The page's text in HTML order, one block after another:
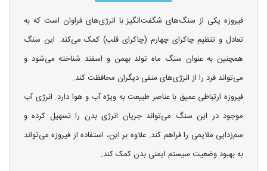
فیروزه یکی از سنگ‌های شگفت‌انگیز با انرژی‌های فراوان است که به
تعادل و تنظیم چاکرای چهارم (چاکرای قلب) کمک می‌کند. این سنگ
همچنین به عنوان سنگ ماه تولد بهمن و اسفند شناخته می‌شود و
می‌تواند فرد را از انرژی‌های منفی دیگران محافظت کند.
فیروزه ارتباطی عمیق با عناصر طبیعت به ویژه آب و هوا دارد. انرژی آب
موجود در این سنگ می‌تواند جریان انرژی بدن را تسهیل کرده و
سم‌زدایی ملایمی را فراهم کند. علاوه بر این، استفاده از فیروزه می‌تواند
به بهبود وضعیت سیستم ایمنی بدن کمک کند.